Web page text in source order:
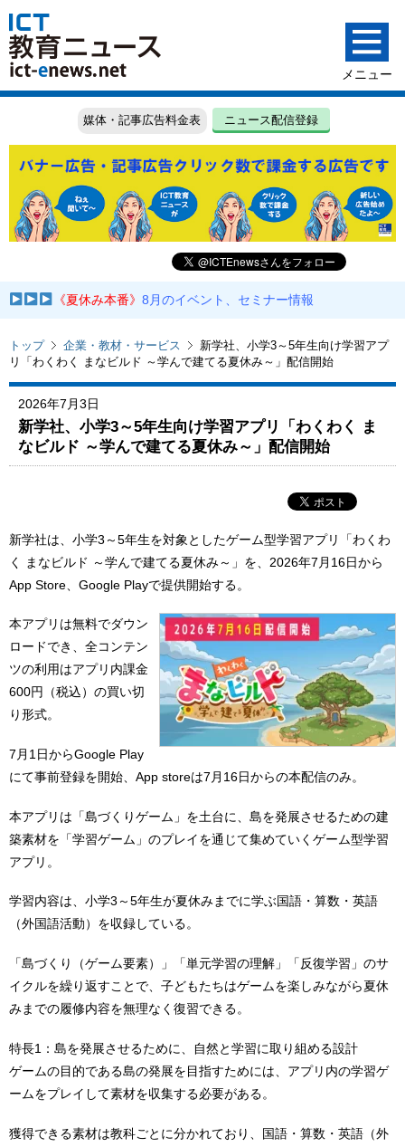
媒体・記事広告料金表 ニュース配信登録
《夏休み本番》8月のイベント、セミナー情報
トップ 企業・教材・サービス
新学社、小学3～5年生向け学習アプ
リ「わくわく まなビルド ～学んで建てる夏休み～」配信開始
2026年7月3日
新学社、小学3～5年生向け学習アプリ「わくわく ま
なビルド ～学んで建てる夏休み～」配信開始
新学社は、小学3～5年生を対象としたゲーム型学習アプリ「わくわ
く まなビルド ～学んで建てる夏休み～」を、2026年7月16日から
App Store、Google Playで提供開始する。
本アプリは無料でダウン
ロードでき、全コンテン
ツの利用はアプリ内課金
600円（税込）の買い切
り形式。
7月1日からGoogle Play
にて事前登録を開始、App storeは7月16日からの本配信のみ。
本アプリは「島づくりゲーム」を土台に、島を発展させるための建
築素材を「学習ゲーム」のプレイを通じて集めていくゲーム型学習
アプリ。
学習内容は、小学3～5年生が夏休みまでに学ぶ国語・算数・英語
（外国語活動）を収録している。
「島づくり（ゲーム要素）」「単元学習の理解」「反復学習」のサ
イクルを繰り返すことで、子どもたちはゲームを楽しみながら夏休
みまでの履修内容を無理なく復習できる。
特長1：島を発展させるために、自然と学習に取り組める設計
ゲームの目的である島の発展を目指すためには、アプリ内の学習ゲ
ームをプレイして素材を収集する必要がある。
獲得できる素材は教科ごとに分かれており、国語・算数・英語（外